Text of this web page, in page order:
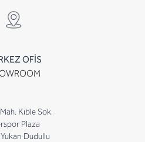
OFİS
Kıble Sok.
Plaza
Dudullu